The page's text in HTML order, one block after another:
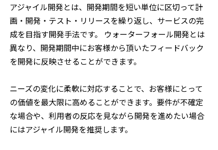
アジャイル開発とは、開発期間を短い単位に区切って計
画・開発・テスト・リリースを繰り返し、サービスの完
成を目指す開発手法です。 ウォーターフォール開発とは
異なり、開発期間中にお客様から頂いたフィードバック
を開発に反映させることができます。
ニーズの変化に柔軟に対応することで、お客様にとって
の価値を最大限に高めることができます。要件が不確定
な場合や、利用者の反応を見ながら開発を進めたい場合
にはアジャイル開発を推奨します。